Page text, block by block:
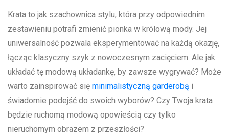
Krata to jak szachownica stylu, która ⁣przy odpowiednim
zestawieniu potrafi zmienić pionka w królową mody. Jej
uniwersalność pozwala eksperymentować ⁣na ⁢każdą okazję,
łącząc klasyczny szyk z nowoczesnym zacięciem. Ale jak
układać tę modową układankę, by​ zawsze wygrywać? Może
warto zainspirować się minimalistyczną garderobą i
świadomie podejść do swoich wyborów? Czy Twoja krata
będzie ruchomą modową opowieścią czy tylko
nieruchomym obrazem z przeszłości?